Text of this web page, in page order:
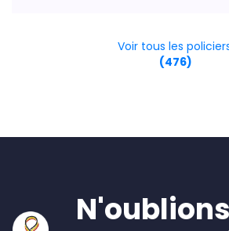
Voir tous les
(476)